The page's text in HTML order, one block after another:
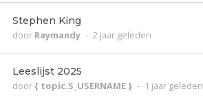
Stephen King
door Raymandy - 2 jaar geleden
Leeslijst 2025
door{ topic.S_USERNAME } - 1 jaar geleden